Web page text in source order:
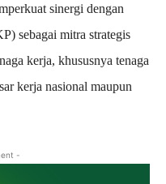
sinergi dengan
sebagai mitra strategis
kerja, khususnya tenaga
kerja nasional maupun
-